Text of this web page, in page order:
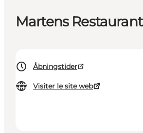
Martens Restaurant
Åbningstider
Visiter le site web